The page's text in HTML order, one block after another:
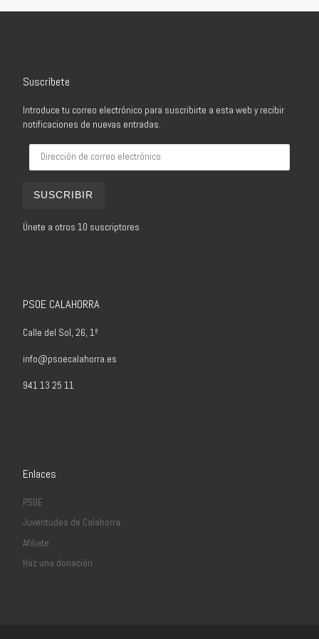
Suscríbete
Introduce tu correo electrónico para suscribirte a esta web y recibir
notificaciones de nuevas entradas.
SUSCRIBIR
Únete a otros 10 suscriptores
PSOE CALAHORRA
Calle del Sol, 26, 1º
info@psoecalahorra.es
941 13 25 11
Enlaces
PSOE
Juventudes de Calahorra
Afiliate
Haz una donación